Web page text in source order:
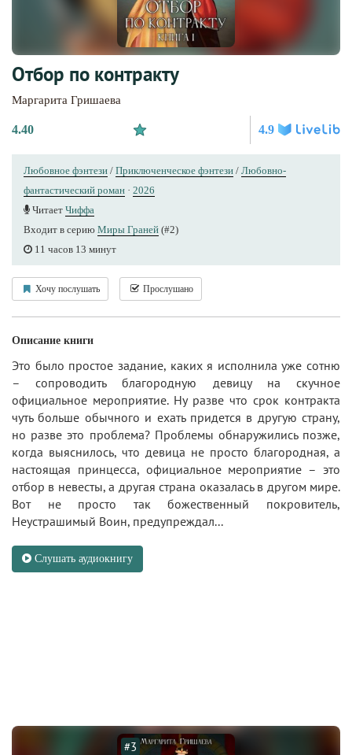
Отбор по контракту
Маргарита Гришаева
4.40 4.9
Любовное фэнтези / Приключенческое фэнтези / Любовно-
фантастический роман · 2026
Читает Чиффа
Входит в серию Миры Граней (#2)
11 часов 13 минут
Хочу послушать Прослушано
Описание книги
Это было простое задание, каких я исполнила уже сотню
– сопроводить благородную девицу на скучное
официальное мероприятие. Ну разве что срок контракта
чуть больше обычного и ехать придется в другую страну,
но разве это проблема? Проблемы обнаружились позже,
когда выяснилось, что девица не просто благородная, а
настоящая принцесса, официальное мероприятие – это
отбор в невесты, а другая страна оказалась в другом мире.
Вот не просто так божественный покровитель,
Неустрашимый Воин, предупреждал...
Слушать аудиокнигу
#3